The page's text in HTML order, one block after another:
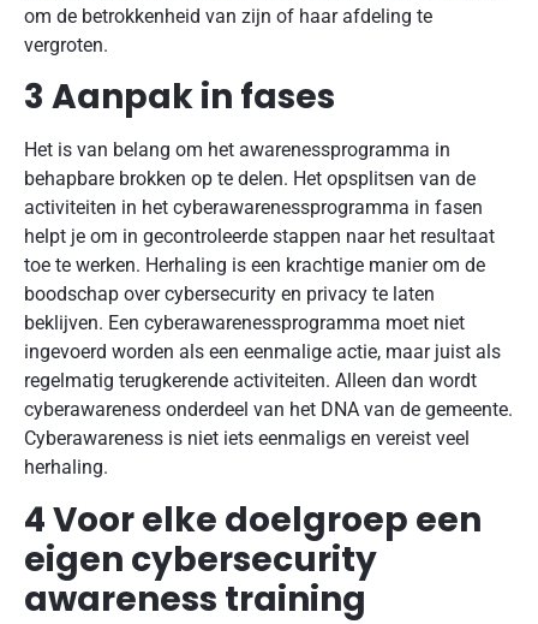
om de betrokkenheid van zijn of haar afdeling te
vergroten.
3 Aanpak in fases
Het is van belang om het awarenessprogramma in
behapbare brokken op te delen. Het opsplitsen van de
activiteiten in het cyberawarenessprogramma in fasen
helpt je om in gecontroleerde stappen naar het resultaat
toe te werken. Herhaling is een krachtige manier om de
boodschap over cybersecurity en privacy te laten
beklijven. Een cyberawarenessprogramma moet niet
ingevoerd worden als een eenmalige actie, maar juist als
regelmatig terugkerende activiteiten. Alleen dan wordt
cyberawareness onderdeel van het DNA van de gemeente.
Cyberawareness is niet iets eenmaligs en vereist veel
herhaling.
4 Voor elke doelgroep een
eigen cybersecurity
awareness training